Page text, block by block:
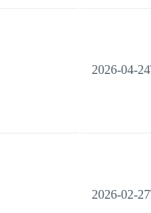
2026-04-
2026-02-